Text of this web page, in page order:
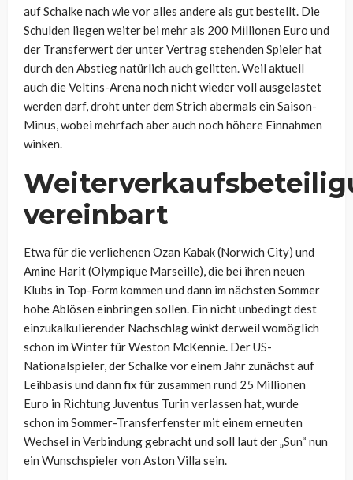
auf Schalke nach wie vor alles andere als gut bestellt. Die
Schulden liegen weiter bei mehr als 200 Millionen Euro und
der Transferwert der unter Vertrag stehenden Spieler hat
durch den Abstieg natürlich auch gelitten. Weil aktuell
auch die Veltins-Arena noch nicht wieder voll ausgelastet
werden darf, droht unter dem Strich abermals ein Saison-
Minus, wobei mehrfach aber auch noch höhere Einnahmen
winken.
vereinbart
Etwa für die verliehenen Ozan Kabak (Norwich City) und
Amine Harit (Olympique Marseille), die bei ihren neuen
Klubs in Top-Form kommen und dann im nächsten Sommer
hohe Ablösen einbringen sollen. Ein nicht unbedingt dest
einzukalkulierender Nachschlag winkt derweil womöglich
schon im Winter für Weston McKennie. Der US-
Nationalspieler, der Schalke vor einem Jahr zunächst auf
Leihbasis und dann fix für zusammen rund 25 Millionen
Euro in Richtung Juventus Turin verlassen hat, wurde
schon im Sommer-Transferfenster mit einem erneuten
Wechsel in Verbindung gebracht und soll laut der „Sun“ nun
ein Wunschspieler von Aston Villa sein.